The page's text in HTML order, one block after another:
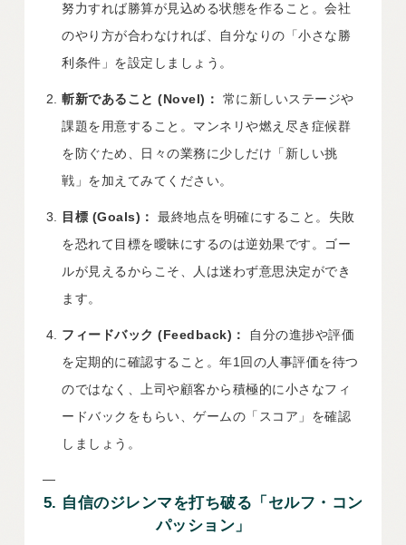
努力すれば勝算が見込める状態を作ること。会社
のやり方が合わなければ、自分なりの「小さな勝
利条件」を設定しましょう。
斬新であること (Novel)：
常に新しいステージや
課題を用意すること。マンネリや燃え尽き症候群
を防ぐため、日々の業務に少しだけ「新しい挑
戦」を加えてみてください。
目標 (Goals)：
最終地点を明確にすること。失敗
を恐れて目標を曖昧にするのは逆効果です。ゴー
ルが見えるからこそ、人は迷わず意思決定ができ
ます。
フィードバック (Feedback)：
自分の進捗や評価
を定期的に確認すること。年1回の人事評価を待つ
のではなく、上司や顧客から積極的に小さなフィ
ードバックをもらい、ゲームの「スコア」を確認
しましょう。
—
5. 自信のジレンマを打ち破る「セルフ・コン
パッション」